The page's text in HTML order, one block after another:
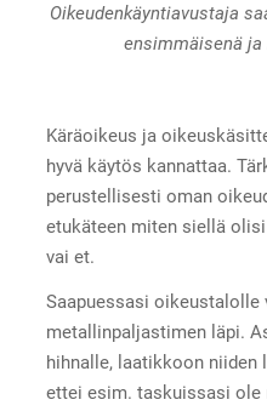
Oikeudenkäyntiavustaja
ensimmäisenä
Käräoikeus ja
hyvä käytös kannattaa.
perustellisesti oman
etukäteen miten siellä
vai et.
Saapuessasi
metallinpaljastimen läpi.
hihnalle, laatikkoon niiden
ettei esim. taskuissasi